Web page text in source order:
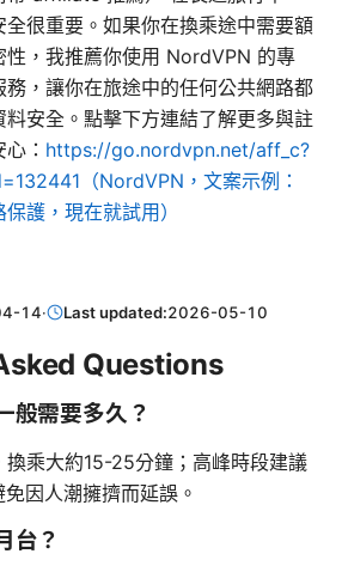
很重要。如果你在換乘途中需要額
性，我推薦你使用 NordVPN 的專
務，讓你在旅途中的任何公共網路都
安全。點擊下方連結了解更多與註
： https://go.nordvpn.net/aff_c?
（NordVPN，文案示例：
護，現在就試用）
14· Last updated:2026-05-10
Questions
般需要多久？
換乘大約15-25分鐘；高峰時段建議
因人潮擁擠而延誤。
台？